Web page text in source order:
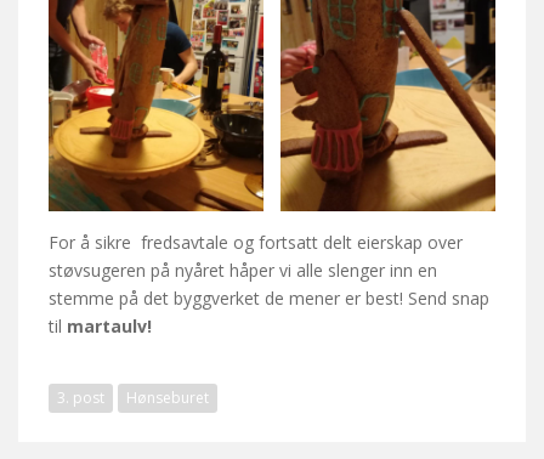
For å sikre fredsavtale og fortsatt delt eierskap over
støvsugeren på nyåret håper vi alle slenger inn en
stemme på det byggverket de mener er best! Send snap
til martaulv!
3. post Hønseburet